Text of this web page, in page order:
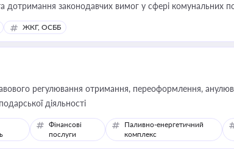
дотримання законодавчих вимог у сфері комунальних
ЖКГ, ОСББ
регулювання отримання, переоформлення,
діяльності
Фінансові
послуги
Паливно-енергетичний
комплекс